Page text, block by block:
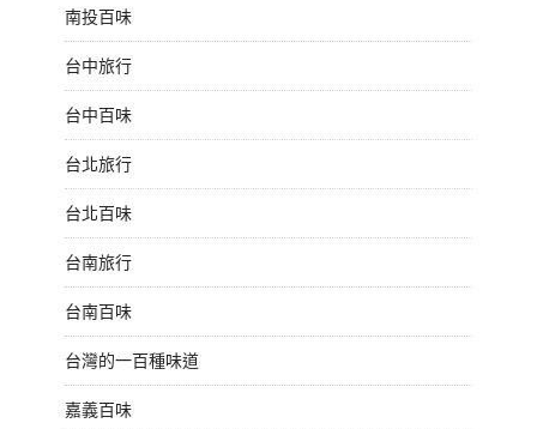
南投百味
台中旅行
台中百味
台北旅行
台北百味
台南旅行
台南百味
台灣的一百種味道
嘉義百味